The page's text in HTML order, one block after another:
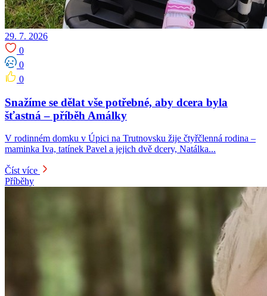
29. 7. 2026
0
0
0
Snažíme se dělat vše potřebné, aby dcera byla
šťastná – příběh Amálky
V rodinném domku v Úpici na Trutnovsku žije čtyřčlenná rodina –
maminka Iva, tatínek Pavel a jejich dvě dcery, Natálka...
Číst více
Příběhy